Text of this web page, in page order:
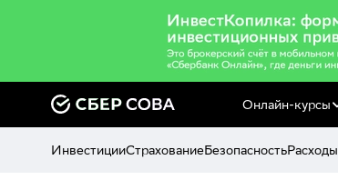
Онлайн-курсы
ИнвестицииСтрахованиеБезопасностьРасходы